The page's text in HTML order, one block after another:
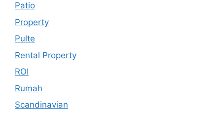
Patio
Property
Pulte
Rental Property
ROI
Rumah
Scandinavian